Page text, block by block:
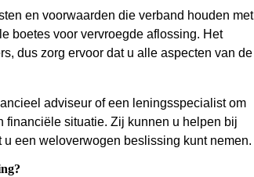
en voorwaarden die verband houden met
boetes voor vervroegde aflossing. Het
dus zorg ervoor dat u alle aspecten van de
adviseur of een leningsspecialist om
financiële situatie. Zij kunnen u helpen bij
een weloverwogen beslissing kunt nemen.